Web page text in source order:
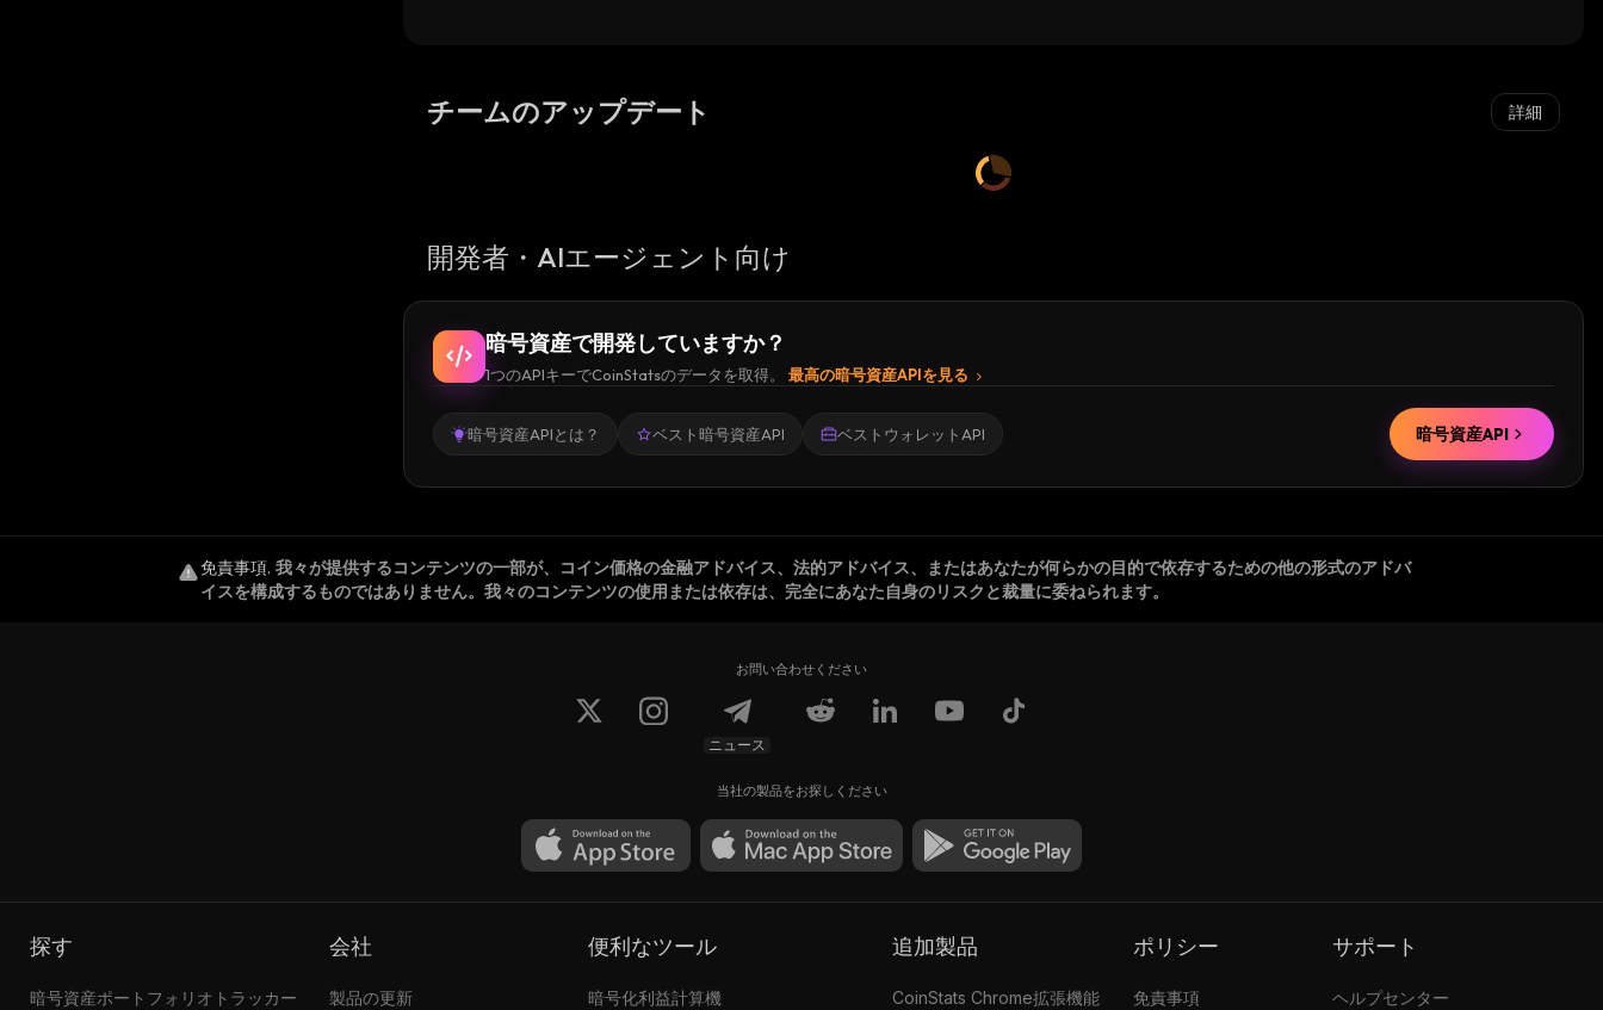
チームのアップデート 詳細
開発者・AIエージェント向け
暗号資産で開発していますか？
1つのAPIキーでCoinStatsのデータを取得。 最高の暗号資産APIを見る
暗号資産APIとは？ ベスト暗号資産API ベストウォレットAPI 暗号資産API
免責事項. 我々が提供するコンテンツの一部が、コイン価格の金融アドバイス、法的アドバイス、またはあなたが何らかの目的で依存するための他の形式のアドバ
イスを構成するものではありません。我々のコンテンツの使用または依存は、完全にあなた自身のリスクと裁量に委ねられます。
お問い合わせください
ニュース
当社の製品をお探しください
探す
暗号資産ポートフォリオトラッカー
会社
製品の更新
便利なツール
暗号化利益計算機
追加製品
CoinStats Chrome拡張機能
ポリシー
免責事項
サポート
ヘルプセンター